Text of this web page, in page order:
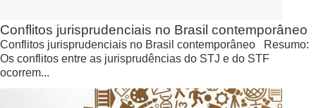
Conflitos jurisprudenciais no Brasil contemporâneo
Conflitos jurisprudenciais no Brasil contemporâneo Resumo:
Os conflitos entre as jurisprudências do STJ e do STF
ocorrem...